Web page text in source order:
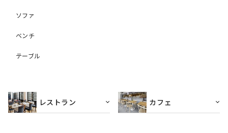
ソファ
ベンチ
テーブル
レストラン カフェ